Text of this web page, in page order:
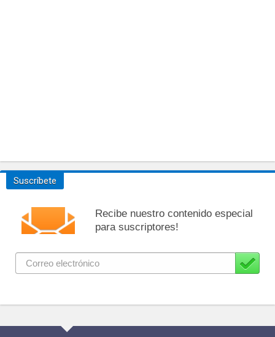
Suscríbete
Recibe nuestro contenido especial
para suscriptores!